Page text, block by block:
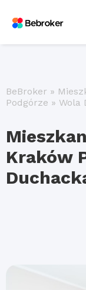
BeBroker »
Podgórze » Wola
Kraków